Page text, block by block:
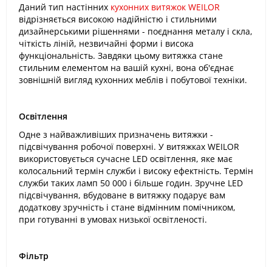
Даний тип настінних кухонних витяжок WEILOR
відрізняється високою надійністю і стильними
дизайнерськими рішеннями - поєднання металу і скла,
чіткість ліній, незвичайні форми і висока
функціональність. Завдяки цьому витяжка стане
стильним елементом на вашій кухні, вона об'єднає
зовнішній вигляд кухонних меблів і побутової техніки.
Освітлення
Одне з найважливіших призначень витяжки -
підсвічування робочої поверхні. У витяжках WEILOR
використовується сучасне LED освітлення, яке має
колосальний термін служби і високу ефектність. Термін
служби таких ламп 50 000 і більше годин. Зручне LED
підсвічування, вбудоване в витяжку подарує вам
додаткову зручність і стане відмінним помічником,
при готуванні в умовах низької освітленості.
Фільтр